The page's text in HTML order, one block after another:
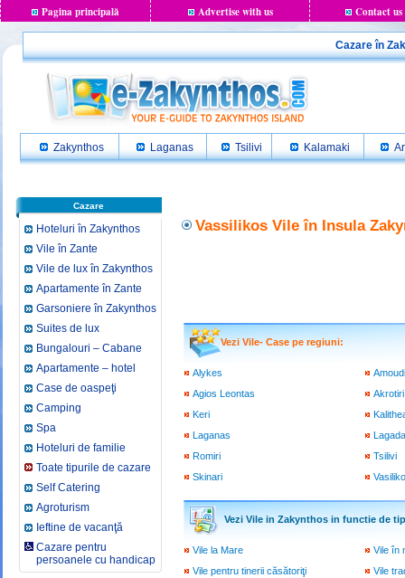
Pagina principală Advertise with us Contact us
Cazare în
Zakynthos Laganas Tsilivi Kalamaki
Cazare
Hoteluri în Zakynthos
Vile în Zante
Vile de lux în Zakynthos
Apartamente în Zante
Garsoniere în Zakynthos
Suites de lux
Bungalouri – Cabane
Apartamente – hotel
Case de oaspeţi
Camping
Spa
Hoteluri de familie
Toate tipurile de cazare
Self Catering
Agroturism
Ieftine de vacanţă
Cazare pentru
persoanele cu handicap
Vassilikos Vile în Insula
Vezi Vile- Case pe regiuni:
Alykes
Amoudi
Agios Leontas
Akrotiri
Keri
Laganas
Romiri
Tsilivi
Skinari
Vezi Vile in Zakynthos in functie de
Vile la Mare
Vile în
Vile pentru tinerii căsătoriţi
Vile